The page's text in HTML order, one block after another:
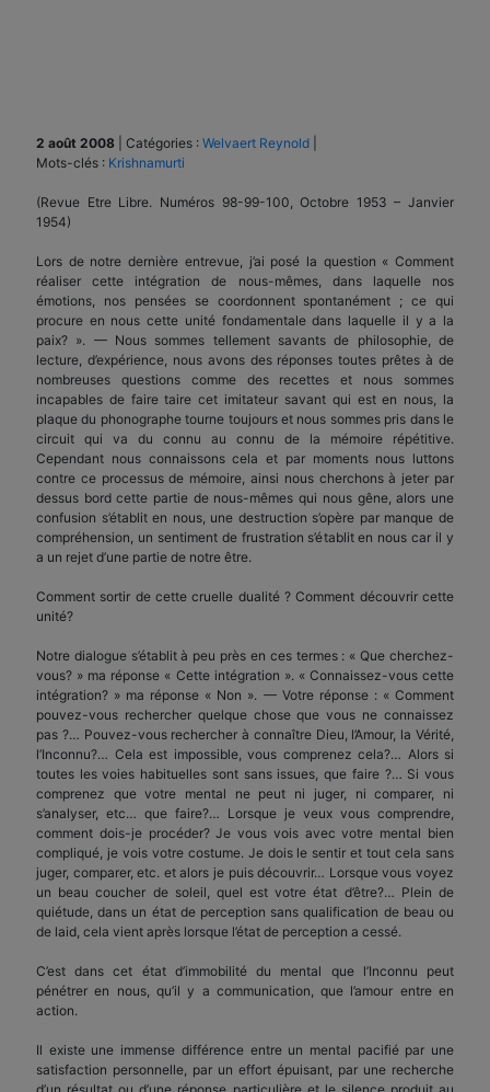
2 août 2008 Catégories : Welvaert Reynold
Mots-clés : Krishnamurti
(Revue Etre Libre. Numéros 98-99-100, Octobre 1953 – Janvier
1954)
Lors de notre dernière entrevue, j’ai posé la question « Comment
réaliser cette intégration de nous-mêmes, dans laquelle nos
émotions, nos pensées se coordonnent spontanément ; ce qui
procure en nous cette unité fondamentale dans laquelle il y a la
paix? ». — Nous sommes tellement savants de philosophie, de
lecture, d’expérience, nous avons des réponses toutes prêtes à de
nombreuses questions comme des recettes et nous sommes
incapables de faire taire cet imitateur savant qui est en nous, la
plaque du phonographe tourne toujours et nous sommes pris dans le
circuit qui va du connu au connu de la mémoire répétitive.
Cependant nous connaissons cela et par moments nous luttons
contre ce processus de mémoire, ainsi nous cherchons à jeter par
dessus bord cette partie de nous-mêmes qui nous gêne, alors une
confusion s’établit en nous, une destruction s’opère par manque de
compréhension, un sentiment de frustration s’établit en nous car il y
a un rejet d’une partie de notre être.
Comment sortir de cette cruelle dualité ? Comment découvrir cette
unité?
Notre dialogue s’établit à peu près en ces termes : « Que cherchez-
vous? » ma réponse « Cette intégration ». « Connaissez-vous cette
intégration? » ma réponse « Non ». — Votre réponse : « Comment
pouvez-vous rechercher quelque chose que vous ne connaissez
pas ?… Pouvez-vous rechercher à connaître Dieu, l’Amour, la Vérité,
l’Inconnu?… Cela est impossible, vous comprenez cela?… Alors si
toutes les voies habituelles sont sans issues, que faire ?… Si vous
comprenez que votre mental ne peut ni juger, ni comparer, ni
s’analyser, etc… que faire?… Lorsque je veux vous comprendre,
comment dois-je procéder? Je vous vois avec votre mental bien
compliqué, je vois votre costume. Je dois le sentir et tout cela sans
juger, comparer, etc. et alors je puis découvrir… Lorsque vous voyez
un beau coucher de soleil, quel est votre état d’être?… Plein de
quiétude, dans un état de perception sans qualification de beau ou
de laid, cela vient après lorsque l’état de perception a cessé.
C’est dans cet état d’immobilité du mental que l’Inconnu peut
pénétrer en nous, qu’il y a communication, que l’amour entre en
action.
Il existe une immense différence entre un mental pacifié par une
satisfaction personnelle, par un effort épuisant, par une recherche